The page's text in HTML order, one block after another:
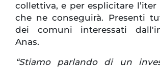
collettiva, e per esplicitare l’iter
che ne conseguirà. Presenti
dei comuni interessati
Anas.
“Stiamo parlando di un